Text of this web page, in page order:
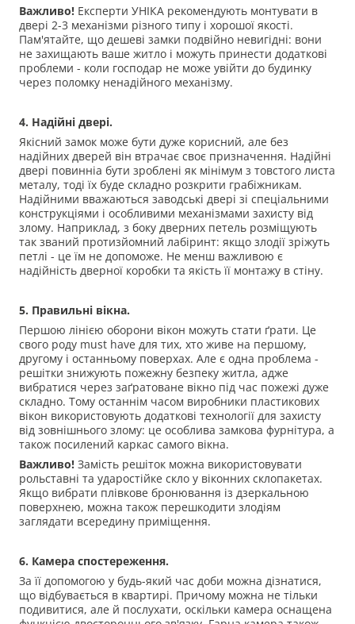
Важливо! Експерти УНІКА рекомендують монтувати в
двері 2-3 механізми різного типу і хорошої якості.
Пам'ятайте, що дешеві замки подвійно невигідні: вони
не захищають ваше житло і можуть принести додаткові
проблеми - коли господар не може увійти до будинку
через поломку ненадійного механізму.
4. Надійні двері.
Якісний замок може бути дуже корисний, але без
надійних дверей він втрачає своє призначення. Надійні
двері повинніа бути зроблені як мінімум з товстого листа
металу, тоді їх буде складно розкрити грабіжникам.
Надійними вважаються заводські двері зі спеціальними
конструкціями і особливими механізмами захисту від
злому. Наприклад, з боку дверних петель розміщують
так званий протизйомний лабіринт: якщо злодії зріжуть
петлі - це їм не допоможе. Не менш важливою є
надійність дверної коробки та якість її монтажу в стіну.
5. Правильні вікна.
Першою лінією оборони вікон можуть стати ґрати. Це
свого роду must have для тих, хто живе на першому,
другому і останньому поверхах. Але є одна проблема -
решітки знижують пожежну безпеку житла, адже
вибратися через заґратоване вікно під час пожежі дуже
складно. Тому останнім часом виробники пластикових
вікон використовують додаткові технології для захисту
від зовнішнього злому: це особлива замкова фурнітура, а
також посилений каркас самого вікна.
Важливо! Замість решіток можна використовувати
рольставні та ударостійке скло у віконних склопакетах.
Якщо вибрати плівкове бронювання із дзеркальною
поверхнею, можна також перешкодити злодіям
заглядати всередину приміщення.
6. Камера спостереження.
За її допомогою у будь-який час доби можна дізнатися,
що відбувається в квартирі. Причому можна не тільки
подивитися, але й послухати, оскільки камера оснащена